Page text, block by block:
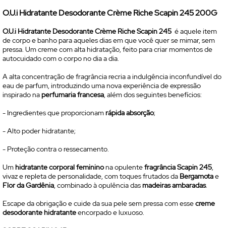
O.U.i Hidratante Desodorante Crème Riche Scapin 245 200G
O.U.i Hidratante Desodorante Crème Riche Scapin 245 é aquele item
de corpo e banho para aqueles dias em que você quer se mimar, sem
pressa. Um creme com alta hidratação, feito para criar momentos de
autocuidado com o corpo no dia a dia.
A alta concentração de fragrância recria a indulgência inconfundível do
eau de parfum, introduzindo uma nova experiência de expressão
inspirado naperfumaria francesa, além dos seguintes benefícios:
- Ingredientes que proporcionamrápida absorção;
- Alto poder hidratante;
- Proteção contra o ressecamento.
Umhidratante corporal femininona opulentefragrância Scapin 245,
vivaz e repleta de personalidade, com toques frutados da Bergamotae
Flor da Gardênia, combinado à opulência dasmadeiras ambaradas.
Escape da obrigação e cuide da sua pele sem pressa com essecreme
desodorante hidratanteencorpado e luxuoso.